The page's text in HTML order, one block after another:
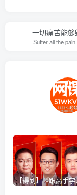
一切痛苦能
Suffer all the
【得